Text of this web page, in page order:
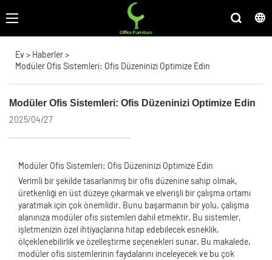
Ev > Haberler>
Modüler Ofis Sistemleri: Ofis Düzeninizi Optimize Edin
Modüler Ofis Sistemleri: Ofis Düzeninizi Optimize Edin
2025/04/27
Modüler Ofis Sistemleri: Ofis Düzeninizi Optimize Edin
Verimli bir şekilde tasarlanmış bir ofis düzenine sahip olmak,
üretkenliği en üst düzeye çıkarmak ve elverişli bir çalışma ortamı
yaratmak için çok önemlidir. Bunu başarmanın bir yolu, çalışma
alanınıza modüler ofis sistemleri dahil etmektir. Bu sistemler,
işletmenizin özel ihtiyaçlarına hitap edebilecek esneklik,
ölçeklenebilirlik ve özelleştirme seçenekleri sunar. Bu makalede,
modüler ofis sistemlerinin faydalarını inceleyecek ve bu çok